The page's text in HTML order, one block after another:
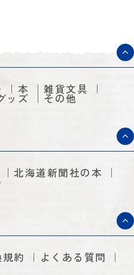
本 雑貨文具
ッズ その他
北海道新聞社の本
約 よくある質問